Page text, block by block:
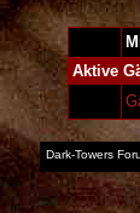
Aktive
Dark-Towers